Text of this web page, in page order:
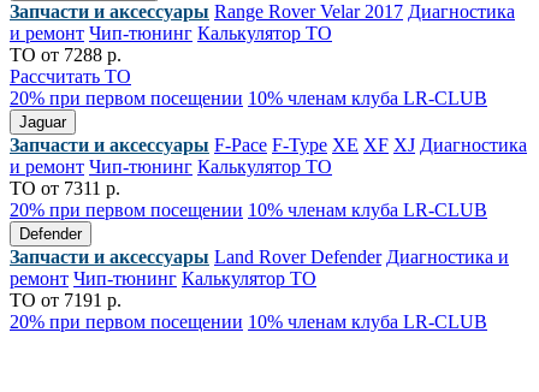
Запчасти и аксессуары Range Rover Velar 2017 Диагностика
и ремонт Чип-тюнинг Калькулятор ТО
ТО от 7288 р.
Рассчитать ТО
20% при первом посещении 10% членам клуба LR-CLUB
Jaguar
Запчасти и аксессуары F-Pace F-Type XE XF XJ Диагностика
и ремонт Чип-тюнинг Калькулятор ТО
ТО от 7311 р.
20% при первом посещении 10% членам клуба LR-CLUB
Defender
Запчасти и аксессуары Land Rover Defender Диагностика и
ремонт Чип-тюнинг Калькулятор ТО
ТО от 7191 р.
20% при первом посещении 10% членам клуба LR-CLUB